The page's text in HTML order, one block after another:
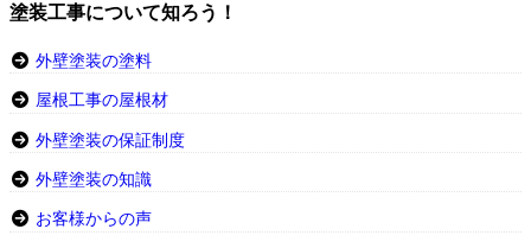
塗装工事について知ろう！
外壁塗装の塗料
屋根工事の屋根材
外壁塗装の保証制度
外壁塗装の知識
お客様からの声